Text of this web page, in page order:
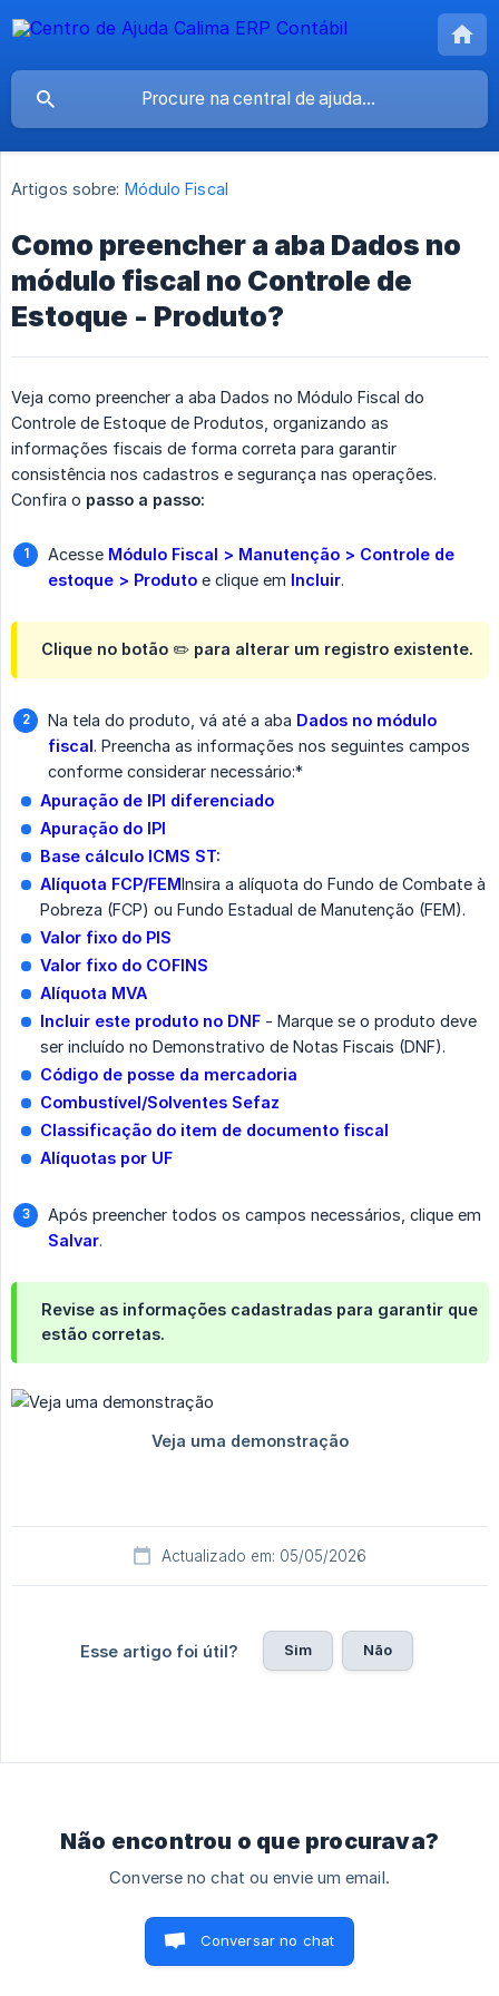
Artigos sobre: Módulo Fiscal
Como preencher a aba Dados no
módulo fiscal no Controle de
Estoque - Produto?
Veja como preencher a aba Dados no Módulo Fiscal do
Controle de Estoque de Produtos, organizando as
informações fiscais de forma correta para garantir
consistência nos cadastros e segurança nas operações.
Confira o passo a passo:
Acesse Módulo Fiscal > Manutenção > Controle de
estoque > Produto e clique em Incluir.
Clique no botão ✏️ para alterar um registro existente.
Na tela do produto, vá até a aba Dados no módulo
fiscal. Preencha as informações nos seguintes campos
conforme considerar necessário:*
Apuração de IPI diferenciado
Apuração do IPI
Base cálculo ICMS ST:
Alíquota FCP/FEMInsira a alíquota do Fundo de Combate à
Pobreza (FCP) ou Fundo Estadual de Manutenção (FEM).
Valor fixo do PIS
Valor fixo do COFINS
Alíquota MVA
Incluir este produto no DNF - Marque se o produto deve
ser incluído no Demonstrativo de Notas Fiscais (DNF).
Código de posse da mercadoria
Combustível/Solventes Sefaz
Classificação do item de documento fiscal
Alíquotas por UF
Após preencher todos os campos necessários, clique em
Salvar.
Revise as informações cadastradas para garantir que
estão corretas.
Actualizado em: 05/05/2026
Esse artigo foi útil? Sim Não
Não encontrou o que procurava?
Converse no chat ou envie um email.
Conversar no chat